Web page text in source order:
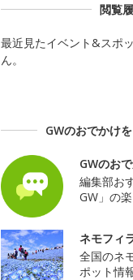
閲覧
最近見たイベント&スポ
ん。
GWのおでかけ
GWのお
編集部お
GW」の
ネモフィ
全国のネ
ポット情